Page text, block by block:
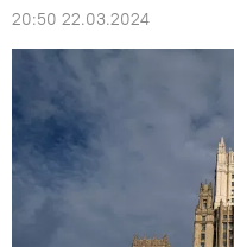
20:50 22.03.2024